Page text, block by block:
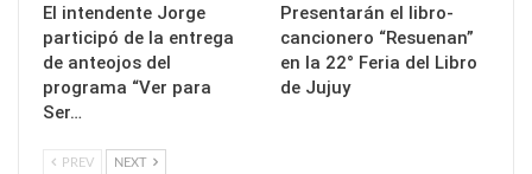
El intendente Jorge
participó de la entrega
de anteojos del
programa “Ver para
Ser…
Presentarán el libro-
cancionero “Resuenan”
en la 22° Feria del Libro
de Jujuy
PREV NEXT